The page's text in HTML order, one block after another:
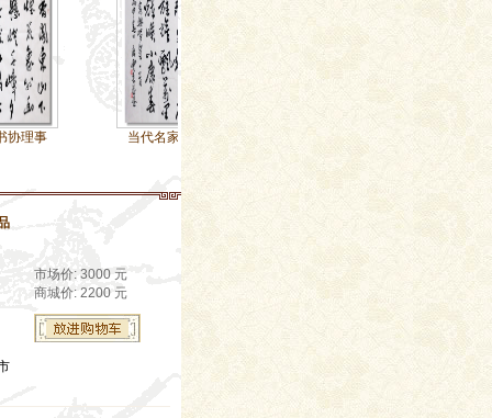
当代名家、中书协理事
市场价: 3000 元
商城价: 2200 元